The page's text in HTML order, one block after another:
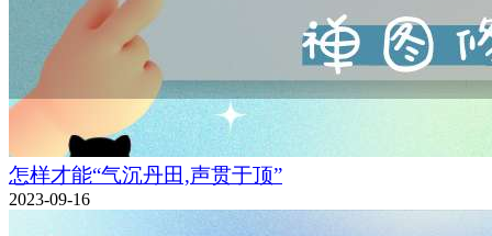
怎样才能“气沉丹田,声贯于顶”
2023-09-16